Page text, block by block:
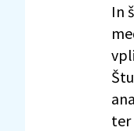
In
ter